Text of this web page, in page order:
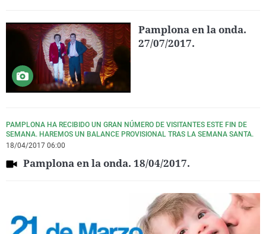
Pamplona en la onda.
27/07/2017.
PAMPLONA HA RECIBIDO UN GRAN NÚMERO DE VISITANTES ESTE FIN DE
SEMANA. HAREMOS UN BALANCE PROVISIONAL TRAS LA SEMANA SANTA.
18/04/2017 06:00
Pamplona en la onda. 18/04/2017.